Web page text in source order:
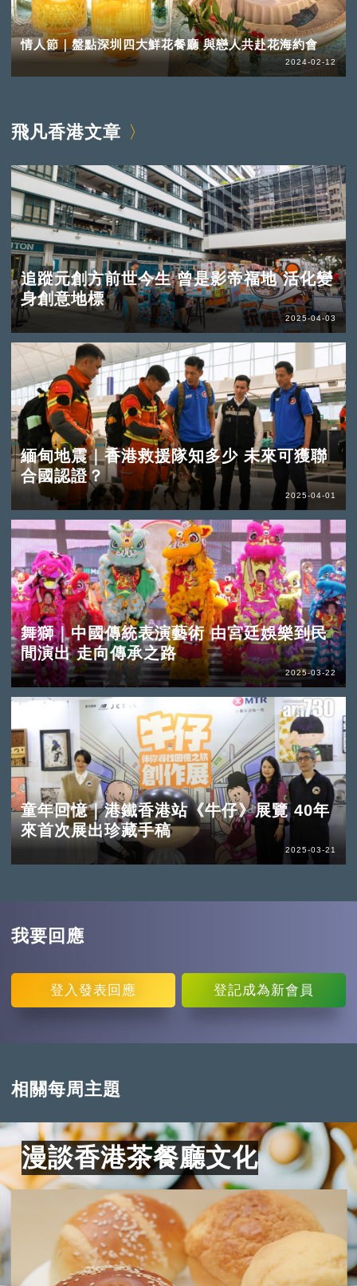
情人節｜盤點深圳四大鮮花餐廳 與戀人共赴花海約會
2024-02-12
飛凡香港文章
追蹤元創方前世今生 曾是影帝福地 活化變
身創意地標
2025-04-03
緬甸地震｜香港救援隊知多少 未來可獲聯
合國認證？
2025-04-01
舞獅｜中國傳統表演藝術 由宮廷娛樂到民
間演出 走向傳承之路
2025-03-22
童年回憶｜港鐵香港站《牛仔》展覽 40年
來首次展出珍藏手稿
2025-03-21
我要回應
登入 發表回應 登記成為新會員
相關每周主題
漫談香港茶餐廳文化